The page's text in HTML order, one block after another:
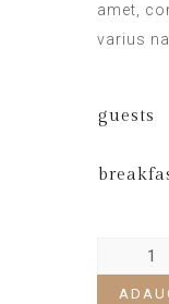
amet,
varius
guests